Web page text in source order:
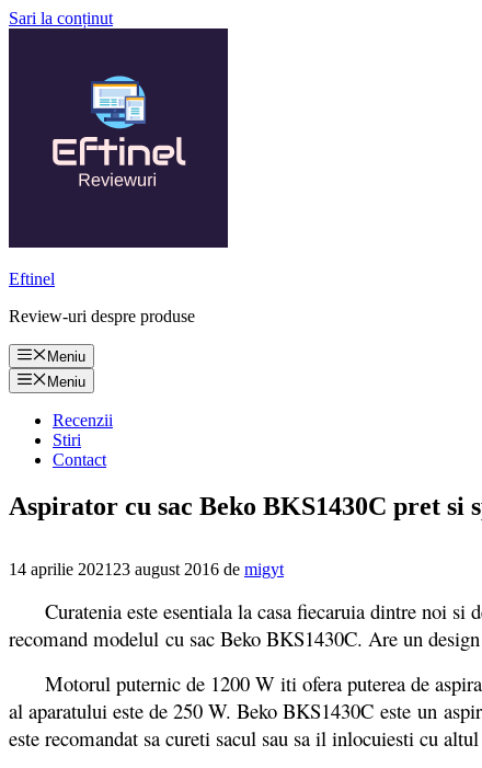
Sari la conținut
Eftinel
Review-uri despre produse
Meniu
Meniu
Recenzii
Stiri
Contact
Aspirator cu sac Beko BKS1430C pret si
14 aprilie 202123 august 2016 de migyt
Curatenia este esentiala la casa fiecaruia dintre noi si
recomand modelul cu sac Beko BKS1430C. Are un
Motorul puternic de 1200 W iti ofera puterea de
al aparatului este de 250 W. Beko BKS1430C este un
este recomandat sa cureti sacul sau sa il inlocuiesti cu